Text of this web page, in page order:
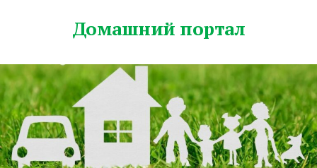
Домашний портал